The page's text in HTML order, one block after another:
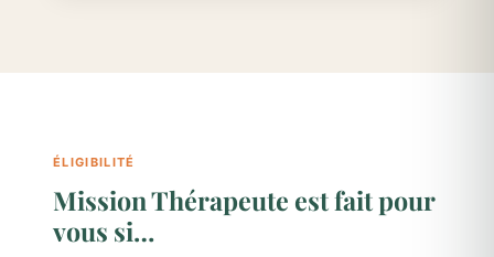
ÉLIGIBILITÉ
Mission Thérapeute est fait pour
vous si…